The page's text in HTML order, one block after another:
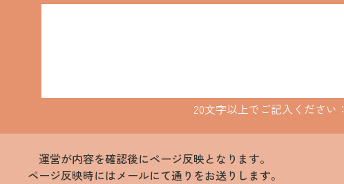
20文字以上でご記入ください：
運営が内容を確認後にページ反映となります。
ページ反映時にはメールにて通りをお送りします。